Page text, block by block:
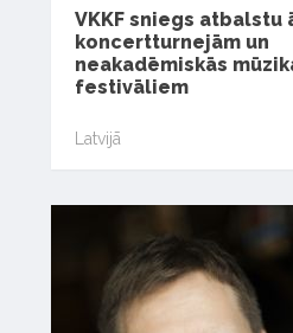
VKKF sniegs atbalstu
koncertturnejām un
neakadēmiskās
festivāliem
Latvijā